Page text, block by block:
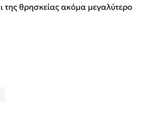
της θρησκείας ακόμα μεγαλύτερο